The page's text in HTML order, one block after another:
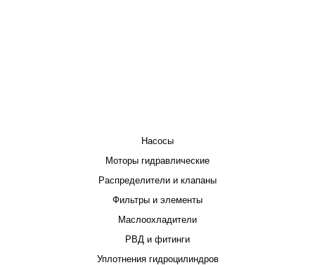
Насосы
Моторы гидравлические
Распределители и клапаны
Фильтры и элементы
Маслоохладители
РВД и фитинги
Уплотнения гидроцилиндров